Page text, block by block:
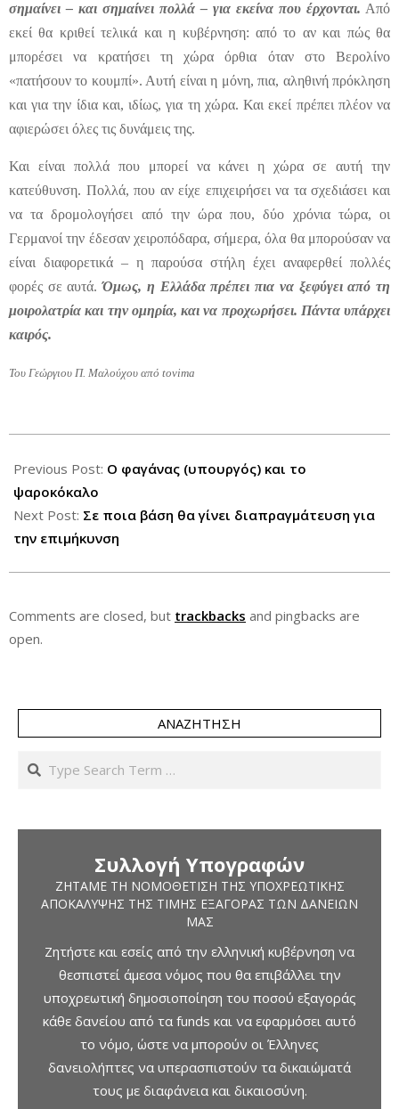
σημαίνει – και σημαίνει πολλά – για εκείνα που έρχονται. Από
εκεί θα κριθεί τελικά και η κυβέρνηση: από το αν και πώς θα
μπορέσει να κρατήσει τη χώρα όρθια όταν στο Βερολίνο
«πατήσουν το κουμπί». Αυτή είναι η μόνη, πια, αληθινή πρόκληση
και για την ίδια και, ιδίως, για τη χώρα. Και εκεί πρέπει πλέον να
αφιερώσει όλες τις δυνάμεις της.
Και είναι πολλά που μπορεί να κάνει η χώρα σε αυτή την
κατεύθυνση. Πολλά, που αν είχε επιχειρήσει να τα σχεδιάσει και
να τα δρομολογήσει από την ώρα που, δύο χρόνια τώρα, οι
Γερμανοί την έδεσαν χειροπόδαρα, σήμερα, όλα θα μπορούσαν να
είναι διαφορετικά – η παρούσα στήλη έχει αναφερθεί πολλές
φορές σε αυτά. Όμως, η Ελλάδα πρέπει πια να ξεφύγει από τη
μοιρολατρία και την ομηρία, και να προχωρήσει. Πάντα υπάρχει
καιρός.
Του Γεώργιου Π. Μαλούχου από tovima
08-
16
Previous Post: Ο φαγάνας (υπουργός) και το
ψαροκόκαλο
Next Post: Σε ποια βάση θα γίνει διαπραγμάτευση για
την επιμήκυνση
Comments are closed, but trackbacks and pingbacks are
open.
ΑΝΑΖΉΤΗΣΗ
Search
Συλλογή Υπογραφών
ΖΗΤΆΜΕ ΤΗ ΝΟΜΟΘΈΤΙΣΗ ΤΗΣ ΥΠΟΧΡΕΩΤΙΚΉΣ
ΑΠΟΚΆΛΥΨΗΣ ΤΗΣ ΤΙΜΉΣ ΕΞΑΓΟΡΆΣ ΤΩΝ ΔΑΝΕΊΩΝ
ΜΑΣ
Ζητήστε και εσείς από την ελληνική κυβέρνηση να
θεσπιστεί άμεσα νόμος που θα επιβάλλει την
υποχρεωτική δημοσιοποίηση του ποσού εξαγοράς
κάθε δανείου από τα funds και να εφαρμόσει αυτό
το νόμο, ώστε να μπορούν οι Έλληνες
δανειολήπτες να υπερασπιστούν τα δικαιώματά
τους με διαφάνεια και δικαιοσύνη.